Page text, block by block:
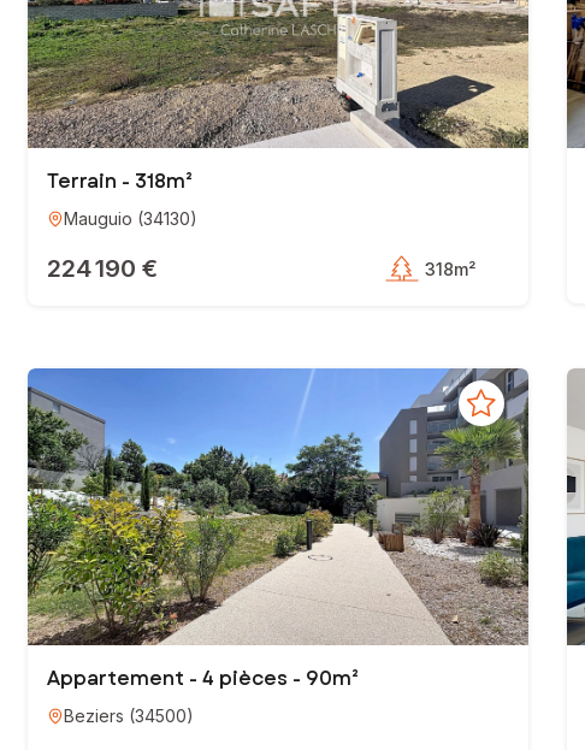
Terrain - 318m²
Mauguio (34130)
224 190 € 318m²
Appartement - 4 pièces - 90m²
Beziers (34500)